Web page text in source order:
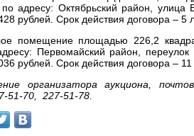
адресу: Октябрьский район,
рублей. Срок действия договора – 5
помещение площадью 226,2
Первомайский район,
рублей. Срок действия договора –
организатора аукциона,
51-70, 227-51-78.